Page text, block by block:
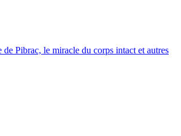
Pibrac, le miracle du corps intact et autres